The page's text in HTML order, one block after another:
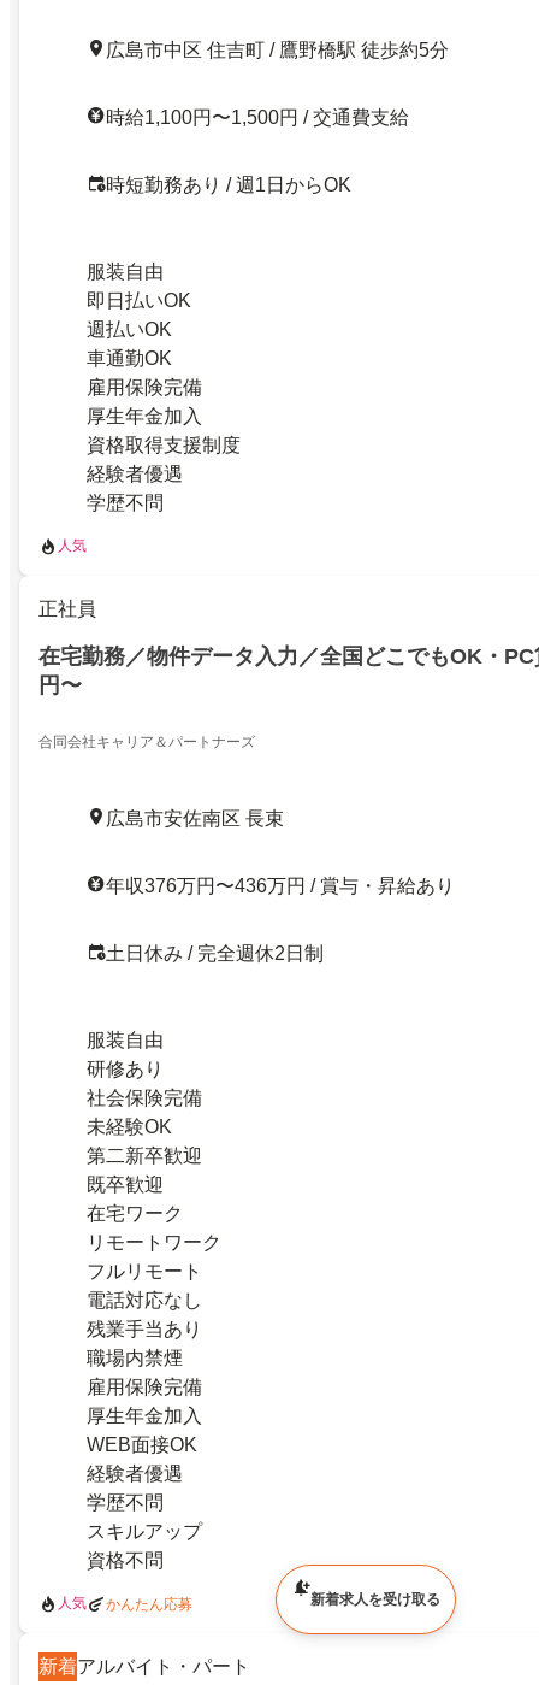
広島市中区 住吉町 / 鷹野橋駅 徒歩約5分
時給1,100円〜1,500円 / 交通費支給
時短勤務あり / 週1日からOK
服装自由
即日払いOK
週払いOK
車通勤OK
雇用保険完備
厚生年金加入
資格取得支援制度
経験者優遇
学歴不問
人気
正社員
在宅勤務／物件データ入力／全国どこでもOK・
円〜
合同会社キャリア＆パートナーズ
広島市安佐南区 長束
年収376万円〜436万円 / 賞与・昇給あり
土日休み / 完全週休2日制
服装自由
研修あり
社会保険完備
未経験OK
第二新卒歓迎
既卒歓迎
在宅ワーク
リモートワーク
フルリモート
電話対応なし
残業手当あり
職場内禁煙
雇用保険完備
厚生年金加入
WEB面接OK
経験者優遇
学歴不問
スキルアップ
資格不問
人気 かんたん応募
新着アルバイト・パート
新着求人を受け取る